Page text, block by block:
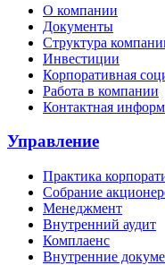
О компании
Документы
Структура
Инвестиции
Корпоративная
Работа в компании
Контактная
Управление
Практика
Собрание
Менеджмент
Внутренний аудит
Комплаенс
Внутренние